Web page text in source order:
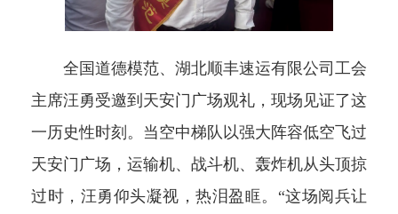
全国道德模范、湖北顺丰速运有限公司工会
主席汪勇受邀到天安门广场观礼，现场见证了这
一历史性时刻。当空中梯队以强大阵容低空飞过
天安门广场，运输机、战斗机、轰炸机从头顶掠
过时，汪勇仰头凝视，热泪盈眶。“这场阅兵让